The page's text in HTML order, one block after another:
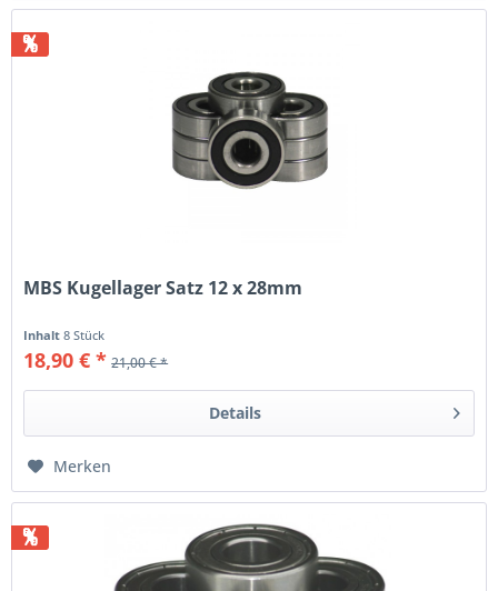
%
MBS Kugellager Satz 12 x 28mm
Inhalt8 Stück
18,90 € * 21,00 € *
Details
Merken
%